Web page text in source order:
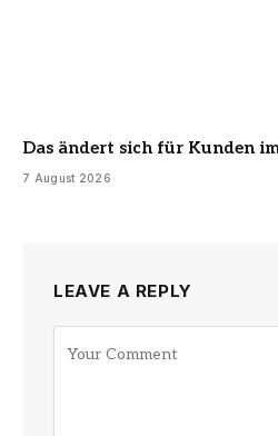
Das ändert sich für Kunden
7 August 2026
LEAVE A REPLY